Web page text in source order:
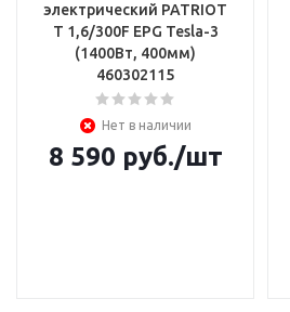
электрический PATRIOT
T 1,6/300F EPG Tesla-3
(1400Вт, 400мм)
460302115
Нет в наличии
8 590 руб./шт